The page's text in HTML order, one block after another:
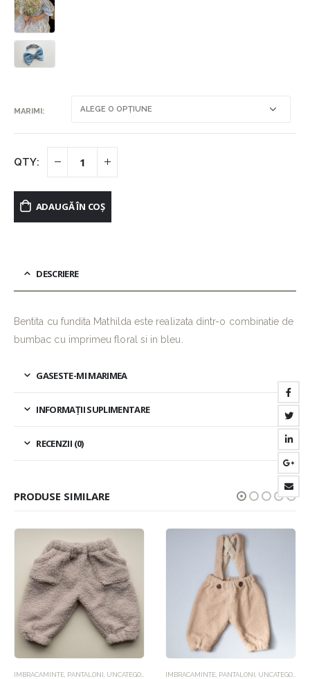
MARIMI
ADAUGĂ ÎN COȘ
DESCRIERE
Bentita cu fundita Mathilda este realizata dintr-o combinatie de
bumbac cu imprimeu floral si in bleu.
GASESTE-MI MARIMEA
INFORMAȚII SUPLIMENTARE
RECENZII (0)
PRODUSE SIMILARE
IMBRACAMINTE PANTALONI UNCATEGORIZED IMBRACAMINTE PANTALONI UNCATEGORIZED